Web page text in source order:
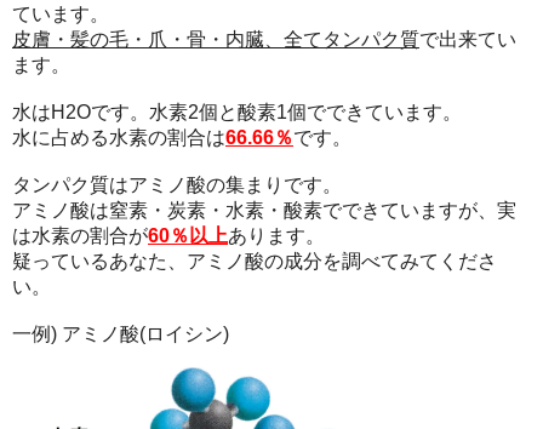
ています。
皮膚・髪の毛・爪・骨・内臓、全てタンパク質で出来てい
ます。
水はH2Oです。水素2個と酸素1個でできています。
水に占める水素の割合は66.66％です。
タンパク質はアミノ酸の集まりです。
アミノ酸は窒素・炭素・水素・酸素でできていますが、実
は水素の割合が60％以上あります。
疑っているあなた、アミノ酸の成分を調べてみてくださ
い。
一例) アミノ酸(ロイシン)